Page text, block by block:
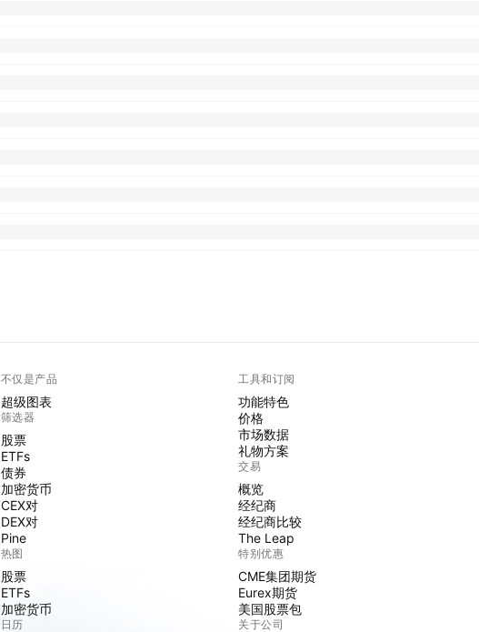
不仅是产品
超级图表
筛选器
股票
ETFs
债券
加密货币
CEX对
DEX对
Pine
热图
股票
ETFs
加密货币
日历
工具和订阅
功能特色
价格
市场数据
礼物方案
交易
概览
经纪商
经纪商比较
The Leap
特别优惠
CME集团期货
Eurex期货
美国股票包
关于公司